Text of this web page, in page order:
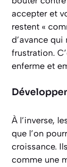
accepter et
restent «
d’avance qui
frustration.
enferme et
À l’inverse,
que l’on
croissance.
comme une